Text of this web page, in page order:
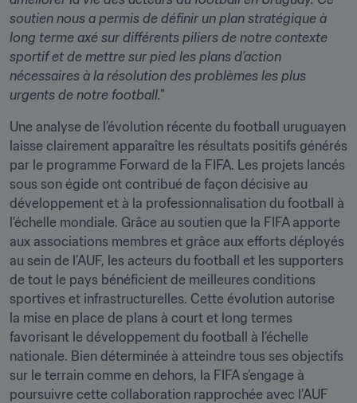
soutien nous a permis de définir un plan stratégique à
long terme axé sur différents piliers de notre contexte
sportif et de mettre sur pied les plans d’action
nécessaires à la résolution des problèmes les plus
urgents de notre football."
Une analyse de l’évolution récente du football uruguayen
laisse clairement apparaître les résultats positifs générés
par le programme Forward de la FIFA. Les projets lancés
sous son égide ont contribué de façon décisive au
développement et à la professionnalisation du football à
l’échelle mondiale. Grâce au soutien que la FIFA apporte
aux associations membres et grâce aux efforts déployés
au sein de l’AUF, les acteurs du football et les supporters
de tout le pays bénéficient de meilleures conditions
sportives et infrastructurelles. Cette évolution autorise
la mise en place de plans à court et long termes
favorisant le développement du football à l’échelle
nationale. Bien déterminée à atteindre tous ses objectifs
sur le terrain comme en dehors, la FIFA s’engage à
poursuivre cette collaboration rapprochée avec l’AUF